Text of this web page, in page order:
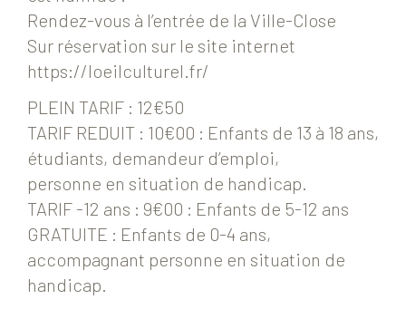
Rendez-vous à l’entrée de la Ville-Close
Sur réservation sur le site internet
https://loeilculturel.fr/
PLEIN TARIF : 12€50
TARIF REDUIT : 10€00 : Enfants de 13 à 18 ans,
étudiants, demandeur d’emploi,
personne en situation de handicap.
TARIF -12 ans : 9€00 : Enfants de 5-12 ans
GRATUITE : Enfants de 0-4 ans,
accompagnant personne en situation de
handicap.